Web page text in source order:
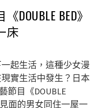
BED》
床
起生活，這種少女漫
實生活中發生？日本
節目《DOUBLE
面的男女同住一屋一